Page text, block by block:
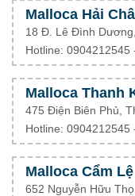
Malloca Hải
18 Đ. Lê Đình
Hotline:
Malloca Thanh
475 Điện Biên Phủ,
Hotline:
Malloca Cẩm
652 Nguyễn Hữu